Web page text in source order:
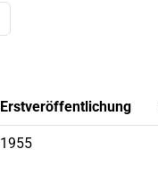
Erstveröffentlichung
1955